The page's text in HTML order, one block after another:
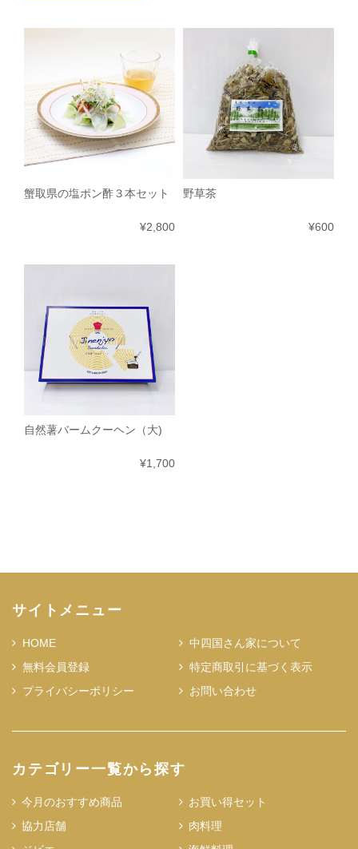
蟹取県の塩ポン酢３本セット
¥2,800
野草茶
¥600
自然薯バームクーヘン（大)
¥1,700
サイトメニュー
HOME
中四国さん家について
無料会員登録
特定商取引に基づく表示
プライバシーポリシー
お問い合わせ
カテゴリー一覧から探す
今月のおすすめ商品
お買い得セット
協力店舗
肉料理